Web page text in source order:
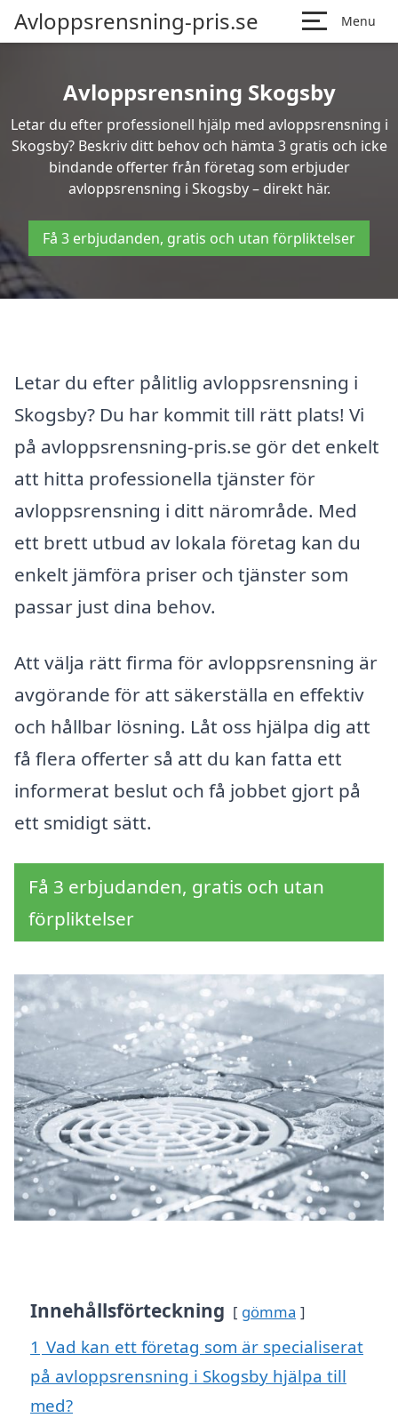
Avloppsrensning-pris.se Menu
Avloppsrensning Skogsby
Letar du efter professionell hjälp med avloppsrensning i
Skogsby? Beskriv ditt behov och hämta 3 gratis och icke
bindande offerter från företag som erbjuder
avloppsrensning i Skogsby – direkt här.
Få 3 erbjudanden, gratis och utan förpliktelser
Letar du efter pålitlig avloppsrensning i
Skogsby? Du har kommit till rätt plats! Vi
på avloppsrensning-pris.se gör det enkelt
att hitta professionella tjänster för
avloppsrensning i ditt närområde. Med
ett brett utbud av lokala företag kan du
enkelt jämföra priser och tjänster som
passar just dina behov.
Att välja rätt firma för avloppsrensning är
avgörande för att säkerställa en effektiv
och hållbar lösning. Låt oss hjälpa dig att
få flera offerter så att du kan fatta ett
informerat beslut och få jobbet gjort på
ett smidigt sätt.
Få 3 erbjudanden, gratis och utan
förpliktelser
Innehållsförteckning gömma
1 Vad kan ett företag som är specialiserat
på avloppsrensning i Skogsby hjälpa till
med?